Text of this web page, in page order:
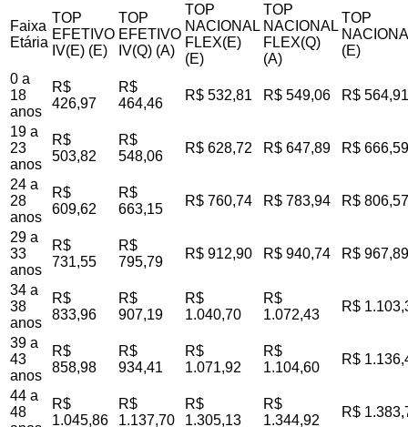
Faixa
Etária
TOP
EFETIVO
IV(E) (E)
TOP
EFETIVO
IV(Q) (A)
TOP
NACIONAL
FLEX(E)
(E)
TOP
NACIONAL
FLEX(Q)
(A)
TOP
(E)
0 a
18
anos
R$
426,97
R$
464,46
R$ 532,81 R$ 549,06 R$ 564,91
19 a
23
anos
R$
503,82
R$
548,06
R$ 628,72 R$ 647,89 R$ 666,59
24 a
28
anos
R$
609,62
R$
663,15
R$ 760,74 R$ 783,94 R$ 806,57
29 a
33
anos
R$
731,55
R$
795,79
R$ 912,90 R$ 940,74 R$ 967,89
34 a
38
anos
R$
833,96
R$
907,19
R$
1.040,70
R$
1.072,43
R$
39 a
43
anos
R$
858,98
R$
934,41
R$
1.071,92
R$
1.104,60
R$
44 a
48
R$
1.045,86
R$
1.137,70
R$
1.305,13
R$
1.344,92
R$